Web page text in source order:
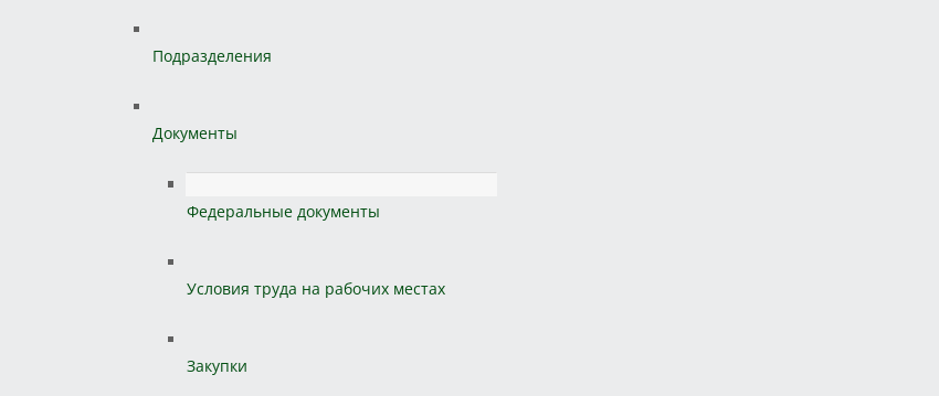
Подразделения
Документы
Федеральные документы
Условия труда на рабочих местах
Закупки